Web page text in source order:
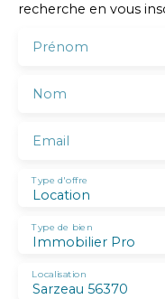
recherche en vous
Prénom
Nom
Email
Location
Type d'offre
Immobilier Pro
Type de bien
Sarzeau 56370
Localisation